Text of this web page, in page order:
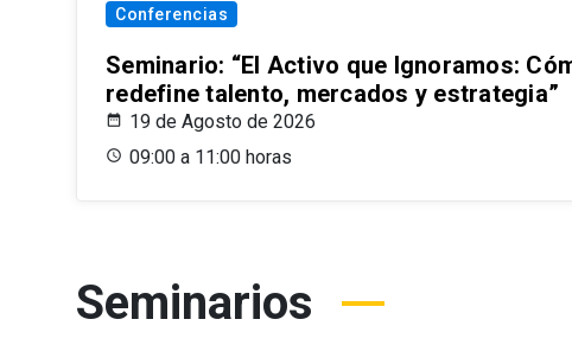
Conferencias
Seminario: “El Activo que Ignoramos:
redefine talento, mercados y estrategia”
19 de Agosto de 2026
09:00 a 11:00 horas
Seminarios